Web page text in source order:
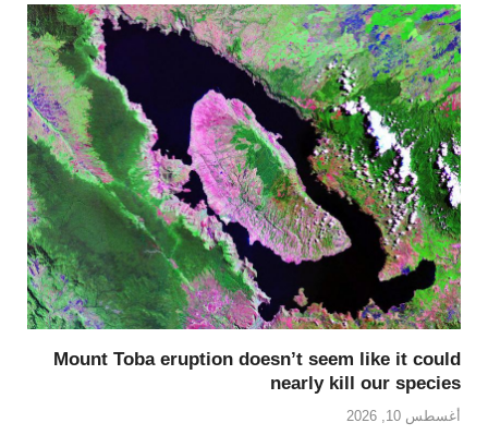
Mount Toba eruption doesn’t seem like it could
nearly kill our species
أغسطس 10, 2026